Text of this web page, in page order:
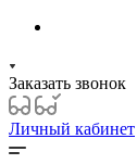
Заказать звонок
Личный кабинет